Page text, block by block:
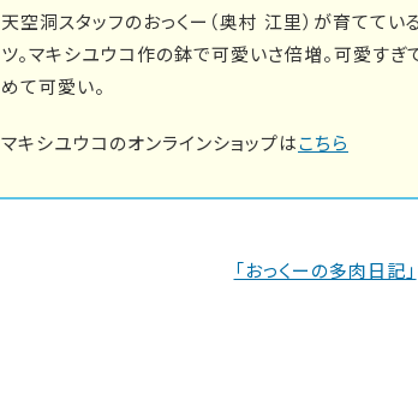
天空洞スタッフのおっくー（奥村 江里）が育てて
ツ。マキシユウコ作の鉢で可愛いさ倍増。可愛す
めて可愛い。
マキシユウコのオンラインショップはこちら
「おっくーの多肉日記」